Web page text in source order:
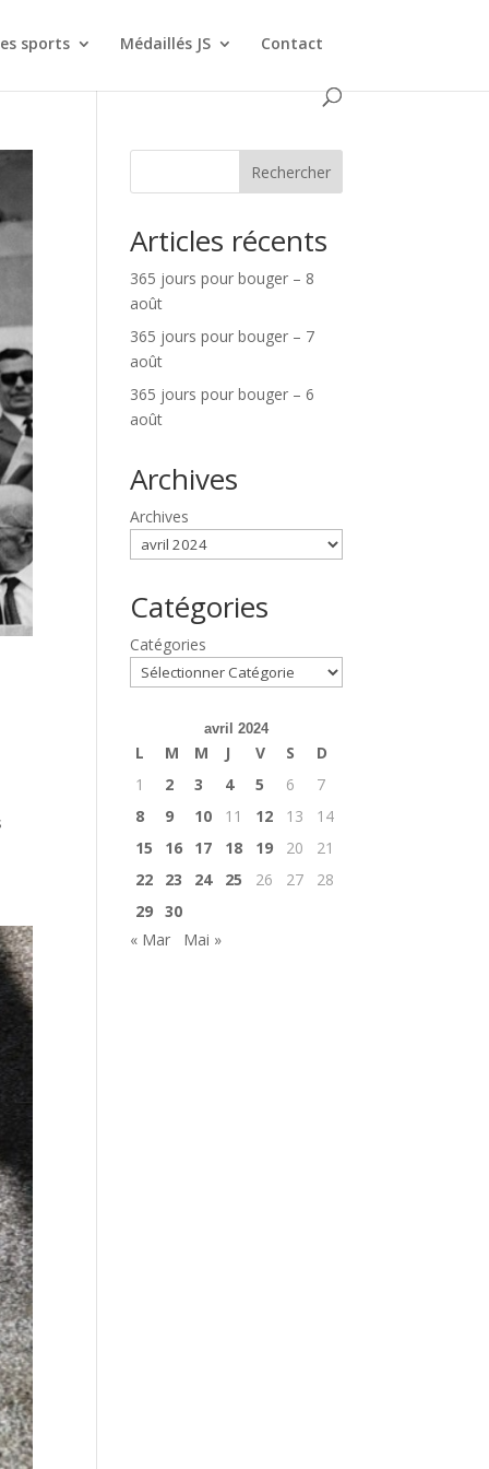
sports Médaillés JS Contact
Rechercher
Articles récents
365 jours pour bouger – 8
août
365 jours pour bouger – 7
août
365 jours pour bouger – 6
août
Archives
Archives
Catégories
Catégories
avril 2024
L M M J V S
D
1
2 3 4 5 6
7
8
9 10 11 12 13
14
15
16 17 18 19 20
21
22
23 24 25 26 27
28
29 30
« Mar
Mai »